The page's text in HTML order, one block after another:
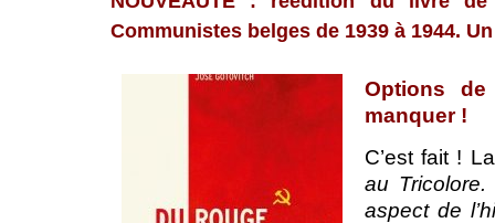
Communistes belges de 1939 à 1944.
Options de
manquer !
C’est fait !
au
aspect de